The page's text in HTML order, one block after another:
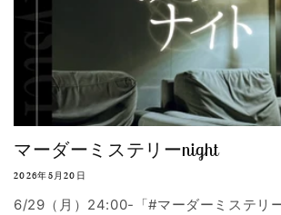
マーダーミステリーnight
2026年5月20日
6/29（月）24:00-「#マーダーミステリ